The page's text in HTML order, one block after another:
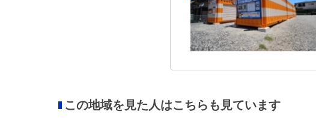
この地域を見た人はこちらも見ています